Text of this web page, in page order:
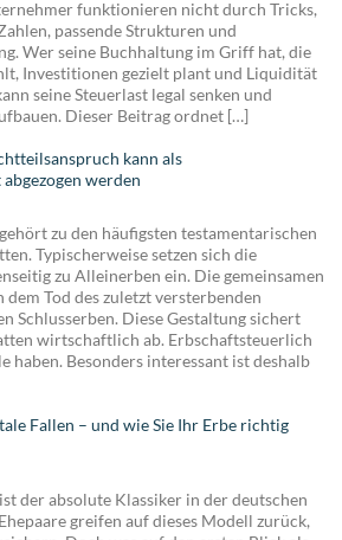
funktionieren nicht durch Tricks,
passende Strukturen und
Wer seine Buchhaltung im Griff hat, die
Investitionen gezielt plant und Liquidität
seine Steuerlast legal senken und
Dieser Beitrag ordnet […]
kann als
werden
zu den häufigsten testamentarischen
Typischerweise setzen sich die
zu Alleinerben ein. Die gemeinsamen
Tod des zuletzt versterbenden
Schlusserben. Diese Gestaltung sichert
wirtschaftlich ab. Erbschaftsteuerlich
haben. Besonders interessant ist deshalb
Fallen – und wie Sie Ihr Erbe richtig
der absolute Klassiker in der deutschen
greifen auf dieses Modell zurück,